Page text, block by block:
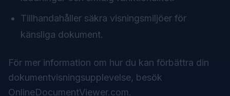
Tillhandahåller säkra visningsmiljöer för
känsliga dokument.
För mer information om hur du kan förbättra din
dokumentvisningsupplevelse, besök
OnlineDocumentViewer.com.